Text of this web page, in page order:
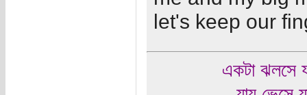
let's keep our
একটা ঝলসে